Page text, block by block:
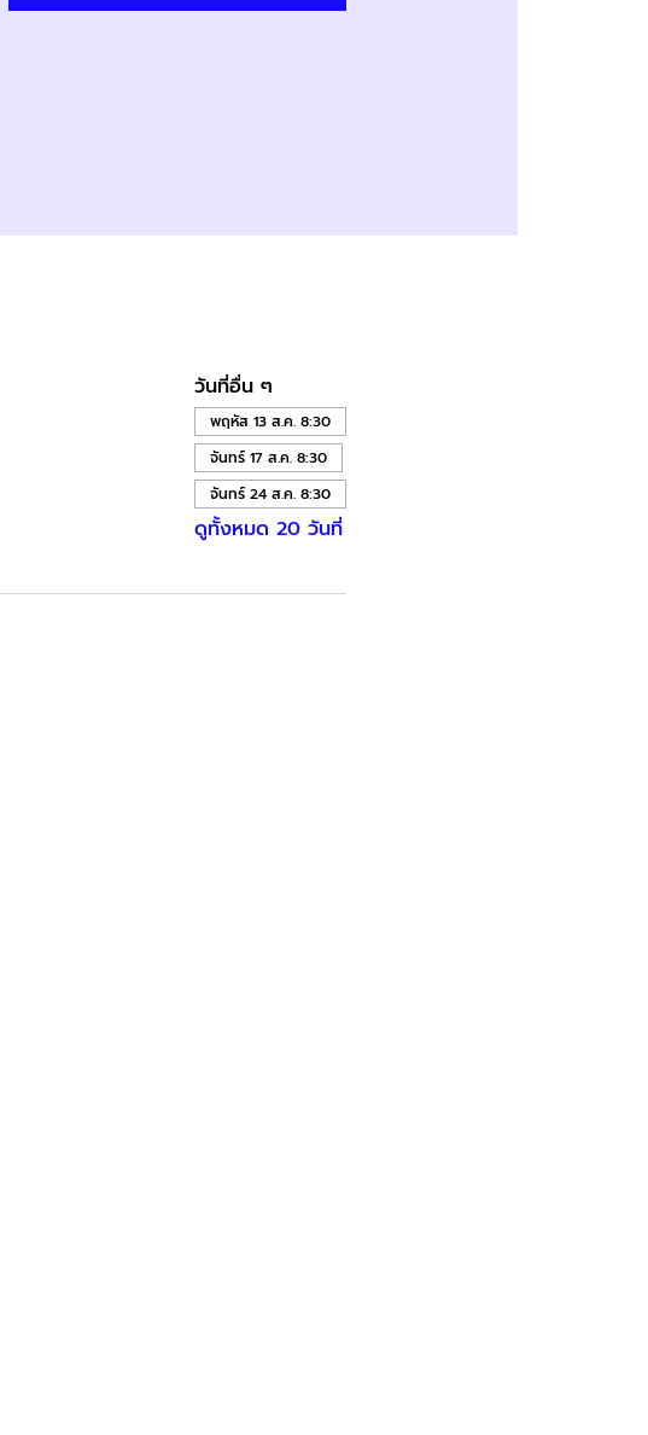
วันที่อื่น ๆ
พฤหัส 13 ส.ค. 8:30
จันทร์ 17 ส.ค. 8:30
จันทร์ 24 ส.ค. 8:30
ดูทั้งหมด 20 วันที่